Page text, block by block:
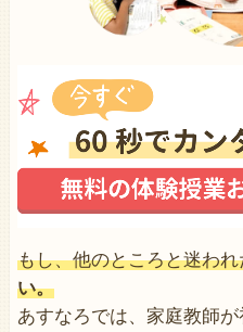
もし、他のところと迷わ
い。
あすなろでは、家庭教師